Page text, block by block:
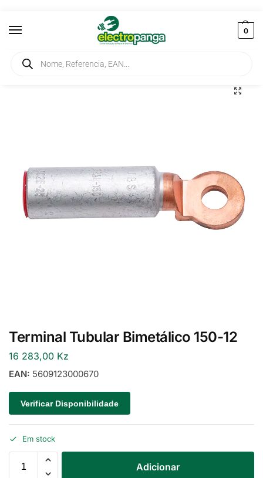
0
Início / Elementos de Ligação / Terminais
Terminal Tubular Bimetálico 150-12
16 283,00 Kz
EAN: 5609123000670
Verificar Disponibilidade
Em stock
Adicionar